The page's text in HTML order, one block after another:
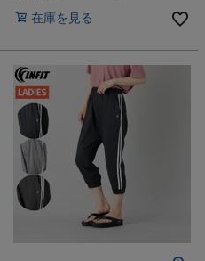
在庫を見る